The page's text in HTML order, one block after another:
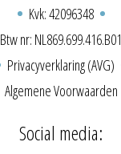
Kvk: 42096348
Btw nr: NL869.699.416.B01
Privacyverklaring (AVG)
Algemene Voorwaarden
Social media: